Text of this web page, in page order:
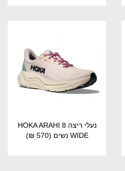
נעלי ריצה HOKA ARAHI 8
WIDE נשים
(570 ₪)